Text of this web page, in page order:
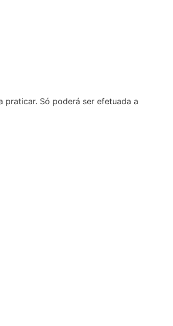
praticar. Só poderá ser efetuada a